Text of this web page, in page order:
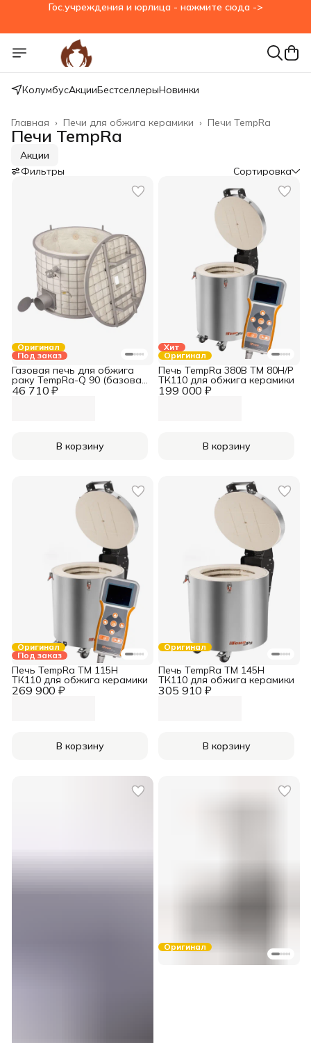
КолумбусАкцииБестселлерыНовинки
Печи TempRa
Печи для обжига керамики ›
Главная ›
Печи TempRa
Акции
Фильтры
Сортировка
Оригинал
Под заказ
46 710 ₽
Газовая печь для обжига
раку TempRa-Q 90 (базовая
комплектация)
В корзину
Хит
Оригинал
199 000 ₽
Печь TempRa 380В TM 80H/Р
ТК110 для обжига керамики
В корзину
Оригинал
Под заказ
269 900 ₽
Печь TempRa TM 115H
ТК110 для обжига керамики
В корзину
Оригинал
305 910 ₽
Печь TempRa TM 145H
ТК110 для обжига керамики
В корзину
Оригинал